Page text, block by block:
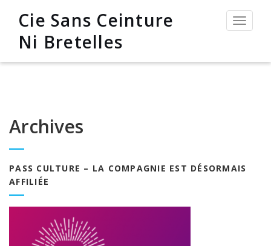
Cie Sans Ceinture
Ni Bretelles
Archives
PASS CULTURE – LA COMPAGNIE EST DÉSORMAIS
AFFILIÉE